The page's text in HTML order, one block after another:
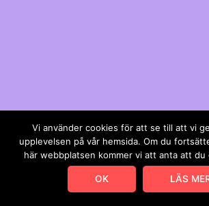
Vi använder cookies för att se till att vi
upplevelsen på vår hemsida. Om du
här webbplatsen kommer vi att anta att
OK LÄS